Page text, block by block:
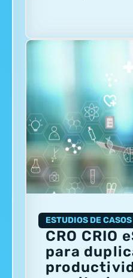
ESTUDIOS DE CASOS
CRO CRIO
para